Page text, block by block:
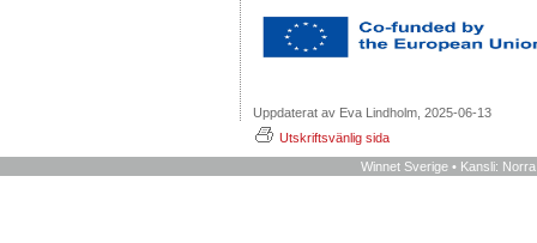
Uppdaterat av Eva Lindholm, 2025-06-13
Utskriftsvänlig sida
Winnet Sverige • Kansli: